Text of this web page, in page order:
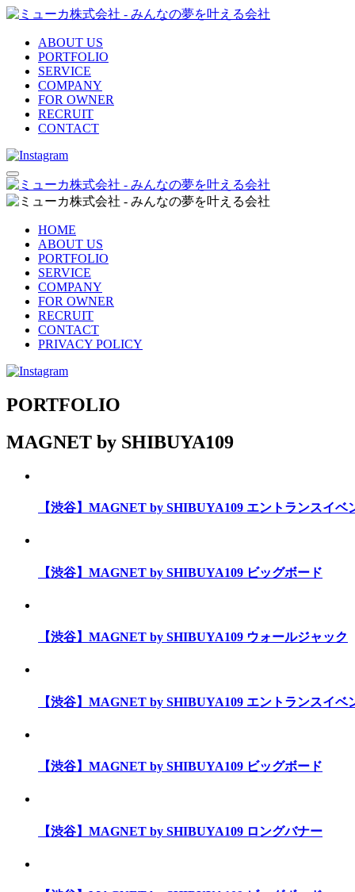
ABOUT US
PORTFOLIO
SERVICE
COMPANY
FOR OWNER
RECRUIT
CONTACT
HOME
ABOUT US
PORTFOLIO
SERVICE
COMPANY
FOR OWNER
RECRUIT
CONTACT
PRIVACY POLICY
PORTFOLIO
MAGNET by SHIBUYA109
【渋谷】MAGNET by SHIBUYA109 エントランスイベ
【渋谷】MAGNET by SHIBUYA109 ビッグボード
【渋谷】MAGNET by SHIBUYA109 ウォールジャック
【渋谷】MAGNET by SHIBUYA109 エントランスイベ
【渋谷】MAGNET by SHIBUYA109 ビッグボード
【渋谷】MAGNET by SHIBUYA109 ロングバナー